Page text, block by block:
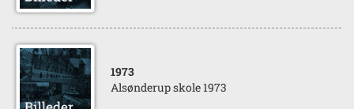
1973
Alsønderup skole 1973